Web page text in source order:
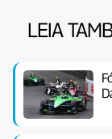
LEIA